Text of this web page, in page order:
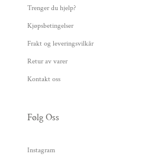
Trenger du hjelp?
Kjøpsbetingelser
Frakt og leveringsvilkår
Retur av varer
Kontakt oss
Følg Oss
Instagram